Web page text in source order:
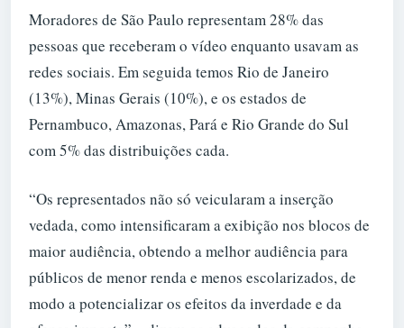
Moradores de São Paulo representam 28% das
pessoas que receberam o vídeo enquanto usavam as
redes sociais. Em seguida temos Rio de Janeiro
(13%), Minas Gerais (10%), e os estados de
Pernambuco, Amazonas, Pará e Rio Grande do Sul
com 5% das distribuições cada.
“Os representados não só veicularam a inserção
vedada, como intensificaram a exibição nos blocos de
maior audiência, obtendo a melhor audiência para
públicos de menor renda e menos escolarizados, de
modo a potencializar os efeitos da inverdade e da